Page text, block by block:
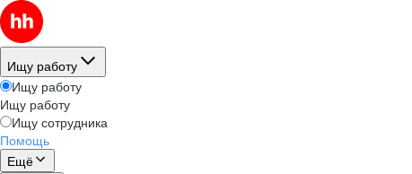
Ищу работу
Ищу работу
Ищу работу
Ищу сотрудника
Помощь
Ещё